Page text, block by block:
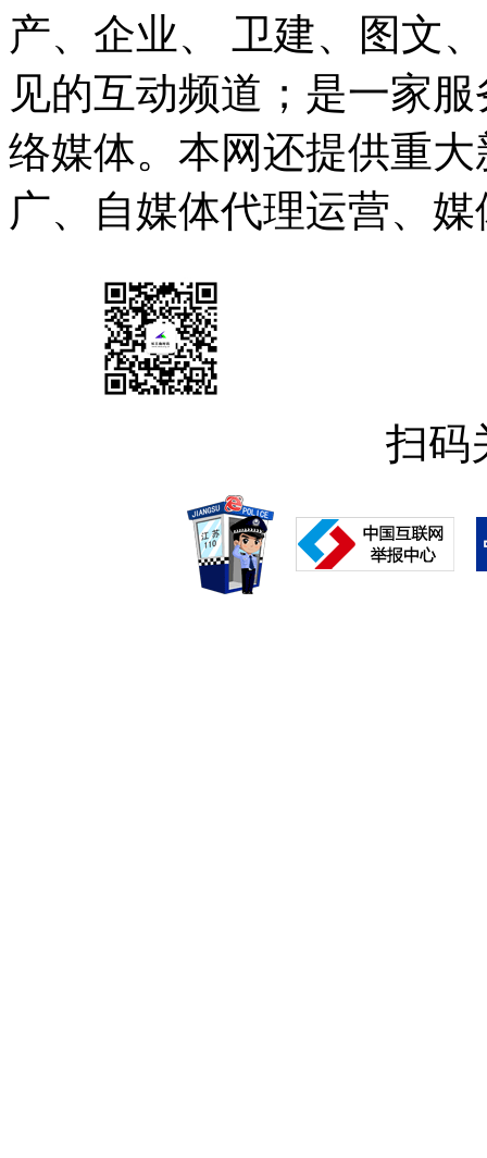
产、企业、 卫建、图文
见的互动频道；是一家
络媒体。本网还提供重
广、自媒体代理运营、
扫码